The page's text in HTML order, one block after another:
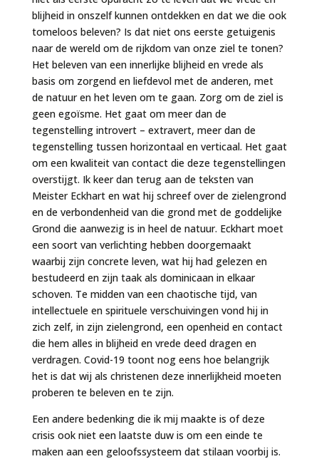
blijheid in onszelf kunnen ontdekken en dat we die ook
tomeloos beleven? Is dat niet ons eerste getuigenis
naar de wereld om de rijkdom van onze ziel te tonen?
Het beleven van een innerlijke blijheid en vrede als
basis om zorgend en liefdevol met de anderen, met
de natuur en het leven om te gaan. Zorg om de ziel is
geen egoïsme. Het gaat om meer dan de
tegenstelling introvert – extravert, meer dan de
tegenstelling tussen horizontaal en verticaal. Het gaat
om een kwaliteit van contact die deze tegenstellingen
overstijgt. Ik keer dan terug aan de teksten van
Meister Eckhart en wat hij schreef over de zielengrond
en de verbondenheid van die grond met de goddelijke
Grond die aanwezig is in heel de natuur. Eckhart moet
een soort van verlichting hebben doorgemaakt
waarbij zijn concrete leven, wat hij had gelezen en
bestudeerd en zijn taak als dominicaan in elkaar
schoven. Te midden van een chaotische tijd, van
intellectuele en spirituele verschuivingen vond hij in
zich zelf, in zijn zielengrond, een openheid en contact
die hem alles in blijheid en vrede deed dragen en
verdragen. Covid-19 toont nog eens hoe belangrijk
het is dat wij als christenen deze innerlijkheid moeten
proberen te beleven en te zijn.
Een andere bedenking die ik mij maakte is of deze
crisis ook niet een laatste duw is om een einde te
maken aan een geloofssysteem dat stilaan voorbij is.